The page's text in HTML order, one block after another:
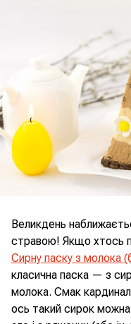
Великдень
стравою! Якщо хтось
Сирну паску з молока
класична паска — з
молока. Смак
ось такий сирок можна